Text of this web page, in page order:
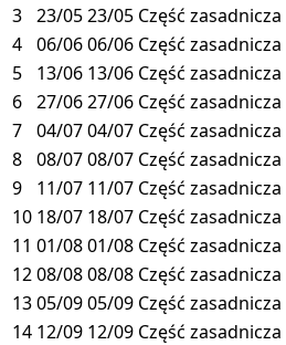
3 23/0523/05 Część zasadnicza
4 06/0606/06 Część zasadnicza
5
13/06 13/06 Część zasadnicza
6 27/0627/06 Część zasadnicza
7 04/0704/07 Część zasadnicza
8 08/0708/07 Część zasadnicza
9
11/07 11/07 Część zasadnicza
10 18/07 18/07 Część zasadnicza
11 01/0801/08 Część zasadnicza
1208/0808/08 Część zasadnicza
1305/0905/09 Część zasadnicza
14 12/09 12/09 Część zasadnicza